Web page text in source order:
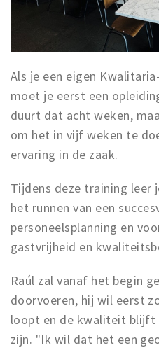
Als je een eigen
moet je eerst een
duurt dat acht weken,
om het in vijf weken te
ervaring in de zaak.
Tijdens deze training leer
het runnen van een
personeelsplanning en
gastvrijheid en
Raúl zal vanaf het begin
doorvoeren, hij wil eerst
loopt en de kwaliteit blijft
zijn. "Ik wil dat het een